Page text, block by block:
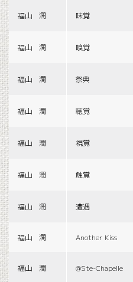
福山 潤 味覚
福山 潤 嗅覚
福山 潤 祭典
福山 潤 聴覚
福山 潤 視覚
福山 潤 触覚
福山 潤 遭遇
福山 潤 Another Kiss
福山 潤 @Ste-Chapelle